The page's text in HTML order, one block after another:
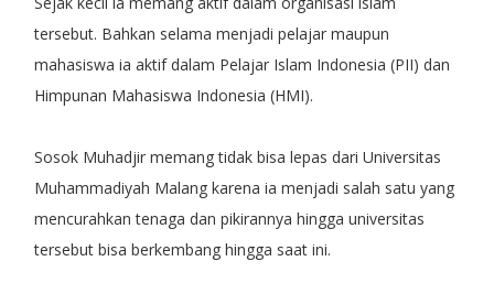
tersebut. Bahkan selama menjadi pelajar maupun
mahasiswa ia aktif dalam Pelajar Islam Indonesia (PII) dan
Himpunan Mahasiswa Indonesia (HMI).
Sosok Muhadjir memang tidak bisa lepas dari Universitas
Muhammadiyah Malang karena ia menjadi salah satu yang
mencurahkan tenaga dan pikirannya hingga universitas
tersebut bisa berkembang hingga saat ini.